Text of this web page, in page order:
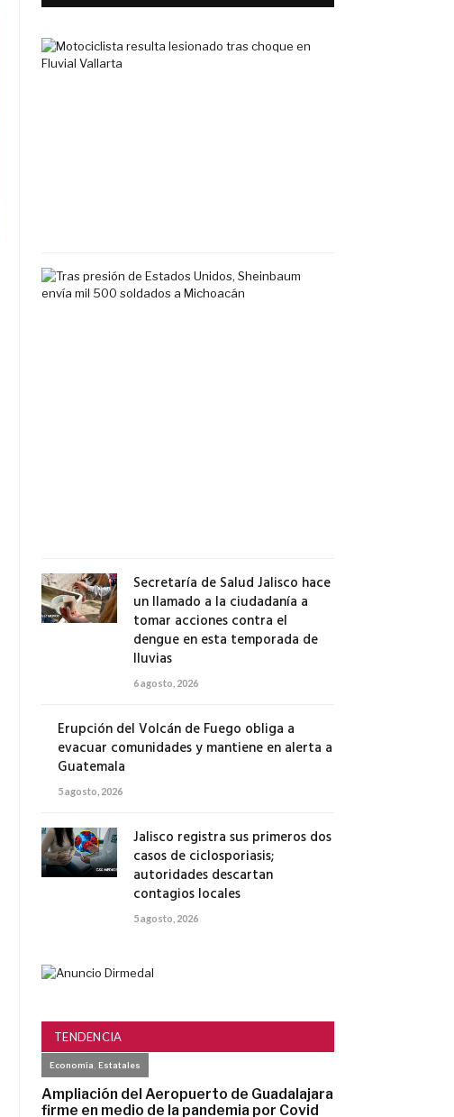
Secretaría de Salud Jalisco hace
un llamado a la ciudadanía a
tomar acciones contra el
dengue en esta temporada de
lluvias
6 agosto, 2026
Erupción del Volcán de Fuego obliga a
evacuar comunidades y mantiene en alerta a
Guatemala
5 agosto, 2026
Jalisco registra sus primeros dos
casos de ciclosporiasis;
autoridades descartan
contagios locales
5 agosto, 2026
TENDENCIA